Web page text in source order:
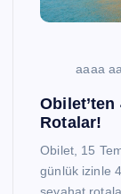
aaaa
Obilet’ten
Rotalar!
Obilet, 15
günlük izinle